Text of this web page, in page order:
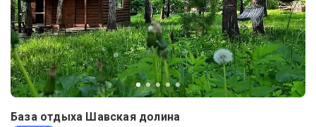
База отдыха Шавская долина